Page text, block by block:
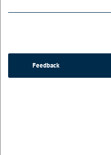
Feedback